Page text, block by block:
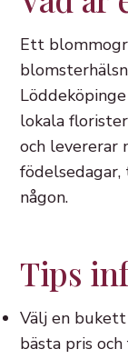
Ett
lokala
och levererar
någon.
Tips
Välj en
bästa pris och